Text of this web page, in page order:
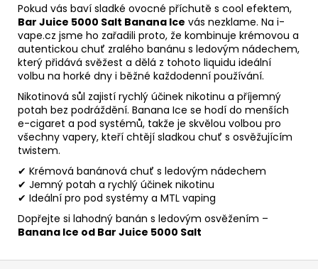
Pokud vás baví sladké ovocné příchutě s cool efektem,
Bar Juice 5000 Salt Banana Ice vás nezklame. Na i-
vape.cz jsme ho zařadili proto, že kombinuje krémovou a
autentickou chuť zralého banánu s ledovým nádechem,
který přidává svěžest a dělá z tohoto liquidu ideální
volbu na horké dny i běžné každodenní používání.
Nikotinová sůl zajistí rychlý účinek nikotinu a příjemný
potah bez podráždění. Banana Ice se hodí do menších
e-cigaret a pod systémů, takže je skvělou volbou pro
všechny vapery, kteří chtějí sladkou chuť s osvěžujícím
twistem.
✔ Krémová banánová chuť s ledovým nádechem
✔ Jemný potah a rychlý účinek nikotinu
✔ Ideální pro pod systémy a MTL vaping
Dopřejte si lahodný banán s ledovým osvěžením –
Banana Ice od Bar Juice 5000 Salt